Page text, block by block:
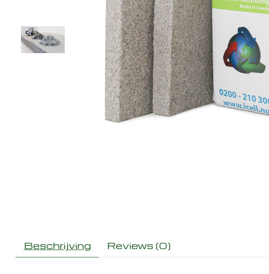
Beschrijving Reviews (0)